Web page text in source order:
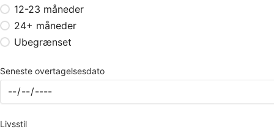
12-23 måneder
24+ måneder
Ubegrænset
Seneste overtagelsesdato
Livsstil